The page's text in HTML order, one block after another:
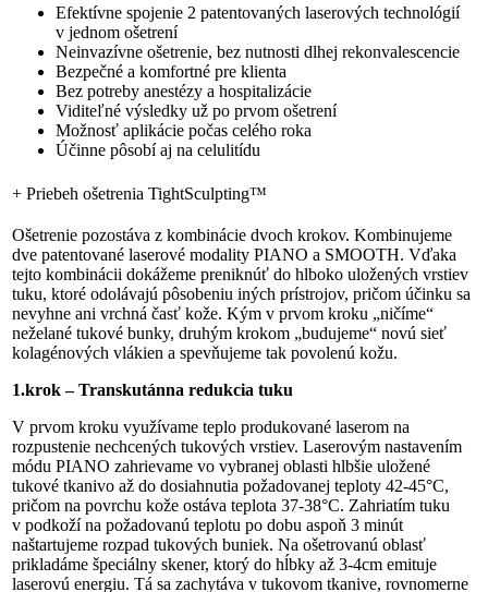
Efektívne spojenie 2 patentovaných laserových technológií
v jednom ošetrení
Neinvazívne ošetrenie, bez nutnosti dlhej rekonvalescencie
Bezpečné a komfortné pre klienta
Bez potreby anestézy a hospitalizácie
Viditeľné výsledky už po prvom ošetrení
Možnosť aplikácie počas celého roka
Účinne pôsobí aj na celulitídu
+ Priebeh ošetrenia TightSculpting™
Ošetrenie pozostáva z kombinácie dvoch krokov. Kombinujeme
dve patentované laserové modality PIANO a SMOOTH. Vďaka
tejto kombinácii dokážeme preniknúť do hlboko uložených vrstiev
tuku, ktoré odolávajú pôsobeniu iných prístrojov, pričom účinku sa
nevyhne ani vrchná časť kože. Kým v prvom kroku „ničíme“
neželané tukové bunky, druhým krokom „budujeme“ novú sieť
kolagénových vlákien a spevňujeme tak povolenú kožu.
1.krok – Transkutánna redukcia tuku
V prvom kroku využívame teplo produkované laserom na
rozpustenie nechcených tukových vrstiev. Laserovým nastavením
módu PIANO zahrievame vo vybranej oblasti hlbšie uložené
tukové tkanivo až do dosiahnutia požadovanej teploty 42-45°C,
pričom na povrchu kože ostáva teplota 37-38°C. Zahriatím tuku
v podkoží na požadovanú teplotu po dobu aspoň 3 minút
naštartujeme rozpad tukových buniek. Na ošetrovanú oblasť
prikladáme špeciálny skener, ktorý do hĺbky až 3-4cm emituje
laserovú energiu. Tá sa zachytáva v tukovom tkanive, rovnomerne